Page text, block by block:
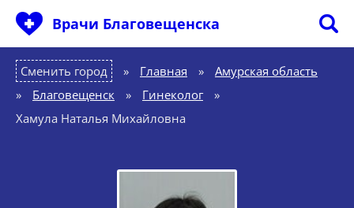
Врачи Благовещенска
Сменить город Главная »
Амурская область
»
Благовещенск » Гинеколог
»
Хамула Наталья Михайловна